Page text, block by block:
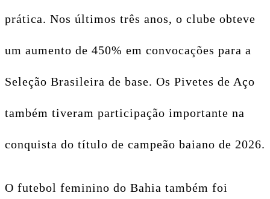
prática. Nos últimos três anos, o clube obteve
um aumento de 450% em convocações para a
Seleção Brasileira de base. Os Pivetes de Aço
também tiveram participação importante na
conquista do título de campeão baiano de 2026.
O futebol feminino do Bahia também foi